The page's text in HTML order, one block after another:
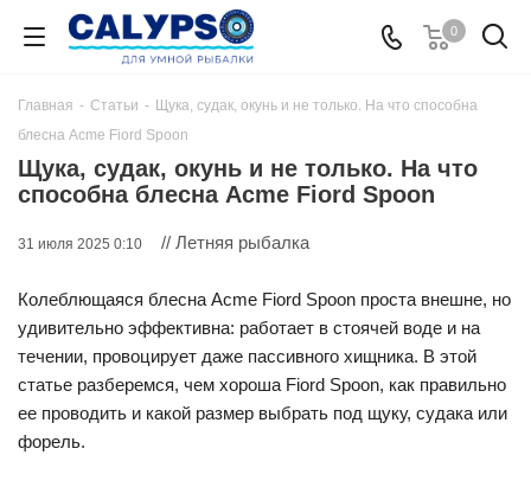
0
Главная - Статьи - Щука, судак, окунь и не только. На что способна
блесна Acme Fiord Spoon
Щука, судак, окунь и не только. На что
способна блесна Acme Fiord Spoon
31 июля 2025 0:10 // Летняя рыбалка
Колеблющаяся блесна Acme Fiord Spoon проста внешне, но
удивительно эффективна: работает в стоячей воде и на
течении, провоцирует даже пассивного хищника. В этой
статье разберемся, чем хороша Fiord Spoon, как правильно
ее проводить и какой размер выбрать под щуку, судака или
форель.